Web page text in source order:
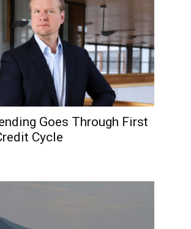
Goes Through First
Cycle